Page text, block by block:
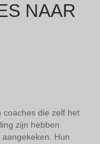
NAAR
coaches die zelf het
zijn hebben
Hun